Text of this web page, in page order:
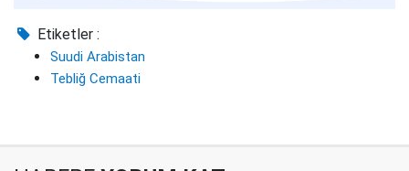
Etiketler :
Suudi Arabistan
Tebliğ Cemaati